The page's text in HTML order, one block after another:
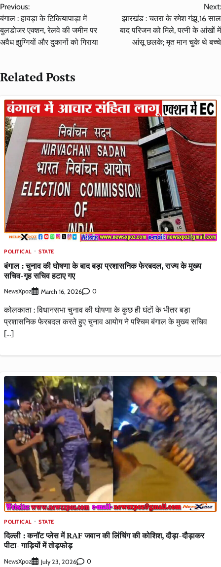
navigation
Previous:
बंगाल : हावड़ा के टिकियापाड़ा में
बुलडोजर एक्शन, रेलवे की जमीन पर
अवैध झुग्गियों और दुकानों को गिराया
Next:
झारखंड : चतरा के रमेश गंझू 16 साल
बाद परिजन को मिले, पत्नी के आंखों में
आंसू छलके; मृत मान चुके थे बच्चे
Related Posts
POLITICAL STATE
बंगाल : चुनाव की घोषणा के बाद बड़ा प्रशासनिक फेरबदल, राज्य के मुख्य
सचिव-गृह सचिव हटाए गए
NewsXpoz March 16, 2026 0
कोलकाता : विधानसभा चुनाव की घोषणा के कुछ ही घंटों के भीतर बड़ा
प्रशासनिक फेरबदल करते हुए चुनाव आयोग ने पश्चिम बंगाल के मुख्य सचिव
[…]
POLITICAL STATE
दिल्ली : कनॉट प्लेस में RAF जवान की लिंचिंग की कोशिश, दौड़ा-दौड़ाकर
पीटा- गाड़ियों में तोड़फोड़
NewsXpoz July 23, 2026 0